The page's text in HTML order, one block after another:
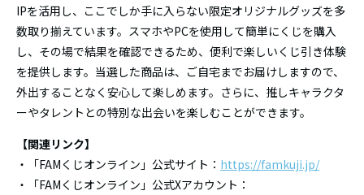
IPを活用し、ここでしか手に入らない限定オリジナルグッズを多
数取り揃えています。スマホやPCを使用して簡単にくじを購入
し、その場で結果を確認できるため、便利で楽しいくじ引き体験
を提供します。当選した商品は、ご自宅までお届けしますので、
外出することなく安心して楽しめます。さらに、推しキャラクタ
ーやタレントとの特別な出会いを楽しむことができます。
【関連リンク】
・「FAMくじオンライン」公式サイト： https://famkuji.jp/
・「FAMくじオンライン」公式Xアカウント：